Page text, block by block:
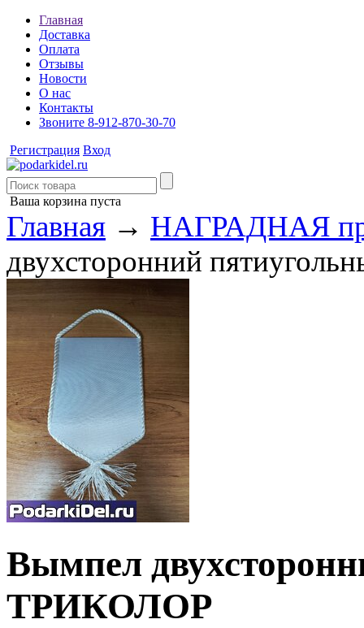
Главная
Доставка
Оплата
Отзывы
Новости
О нас
Контакты
Звоните 8-912-870-30-70
Регистрация Вход
Ваша корзина пуста
Главная → НАГРАДНАЯ
двухсторонний
Вымпел
ТРИКОЛОР